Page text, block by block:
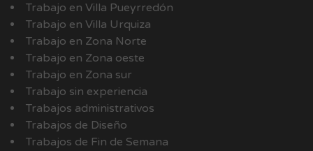
Trabajo en Villa Pueyrredón
Trabajo en Villa Urquiza
Trabajo en Zona Norte
Trabajo en Zona oeste
Trabajo en Zona sur
Trabajo sin experiencia
Trabajos administrativos
Trabajos de Diseño
Trabajos de Fin de Semana